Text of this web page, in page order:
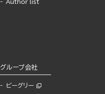
Author list
グループ会社
ビーグリー